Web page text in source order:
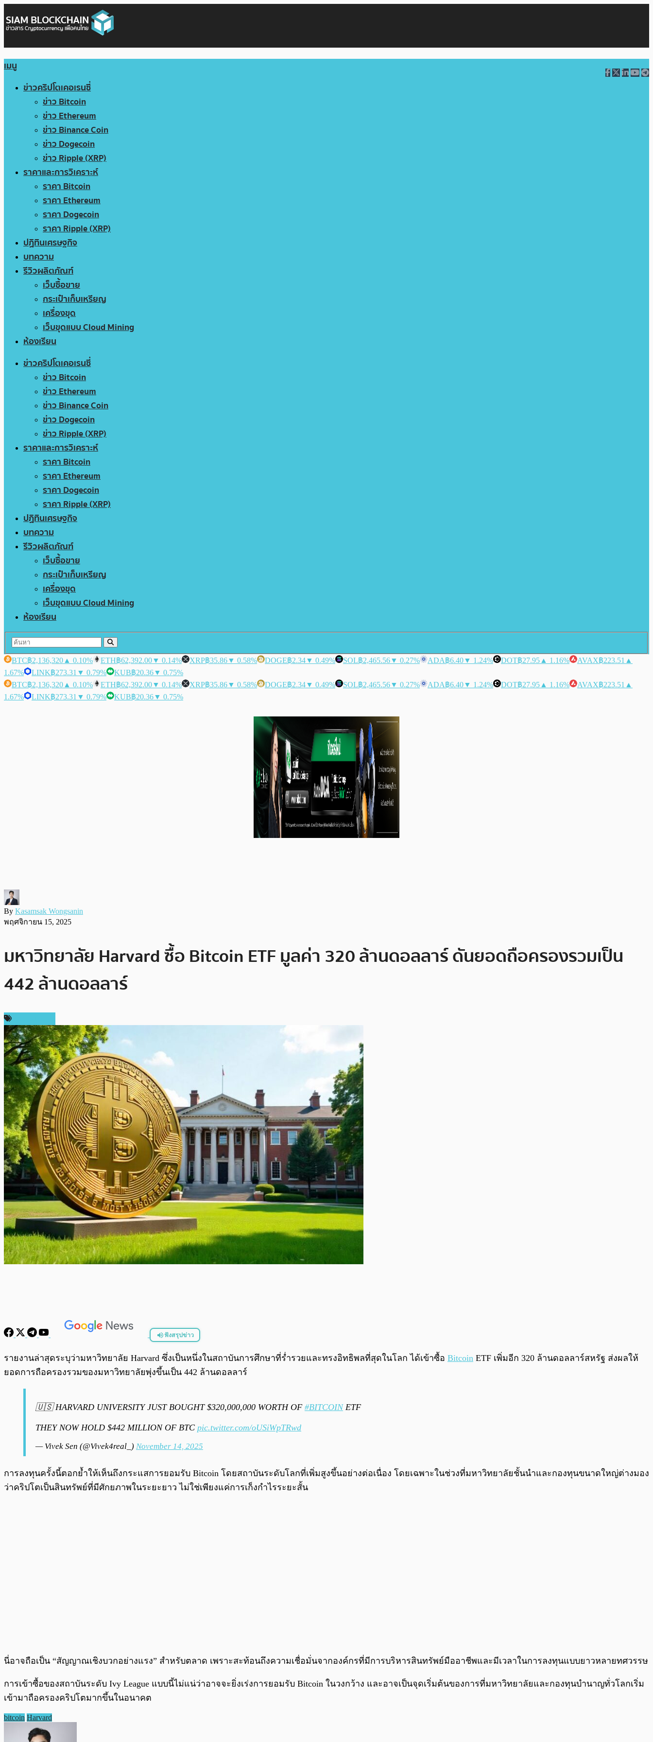
เมนู
ข่าวคริปโตเคอเรนซี่
ข่าว Bitcoin
ข่าว Ethereum
ข่าว Binance Coin
ข่าว Dogecoin
ข่าว Ripple (XRP)
ราคาและการวิเคราะห์
ราคา Bitcoin
ราคา Ethereum
ราคา Dogecoin
ราคา Ripple (XRP)
ปฏิทินเศรษฐกิจ
บทความ
รีวิวผลิตภัณฑ์
เว็บซื้อขาย
กระเป๋าเก็บเหรียญ
เครื่องขุด
เว็บขุดแบบ Cloud Mining
ห้องเรียน
ข่าวคริปโตเคอเรนซี่
ข่าว Bitcoin
ข่าว Ethereum
ข่าว Binance Coin
ข่าว Dogecoin
ข่าว Ripple (XRP)
ราคาและการวิเคราะห์
ราคา Bitcoin
ราคา Ethereum
ราคา Dogecoin
ราคา Ripple (XRP)
ปฏิทินเศรษฐกิจ
บทความ
รีวิวผลิตภัณฑ์
เว็บซื้อขาย
กระเป๋าเก็บเหรียญ
เครื่องขุด
เว็บขุดแบบ Cloud Mining
ห้องเรียน
BTC฿2,136,320 ▲ 0.10% ETH฿62,392.00▼ 0.14% XRP฿35.86▼ 0.58% DOGE฿2.34▼ 0.49% SOL฿2,465.56▼ 0.27% ADA฿6.40▼ 1.24% DOT฿27.95 ▲ 1.16% AVAX฿223.51 ▲
1.67%
LINK฿273.31 ▼ 0.79% KUB฿20.36▼ 0.75%
BTC฿2,136,320 ▲ 0.10% ETH฿62,392.00▼ 0.14% XRP฿35.86▼ 0.58% DOGE฿2.34▼ 0.49% SOL฿2,465.56▼ 0.27% ADA฿6.40▼ 1.24% DOT฿27.95 ▲ 1.16% AVAX฿223.51 ▲
1.67%
LINK฿273.31 ▼ 0.79% KUB฿20.36▼ 0.75%
By Kasamsak Wongsanin
พฤศจิกายน 15, 2025
มหาวิทยาลัย Harvard ซื้อ Bitcoin ETF มูลค่า 320 ล้านดอลลาร์ ดันยอดถือครองรวมเป็น
442 ล้านดอลลาร์
ฟังสรุปข่าว
พร้อมเล่น 0:00 / 0:00
รายงานล่าสุดระบุว่ามหาวิทยาลัย Harvard ซึ่งเป็นหนึ่งในสถาบันการศึกษาที่ร่ำรวยและทรงอิทธิพลที่สุดในโลก ได้เข้าซื้อ Bitcoin ETF เพิ่มอีก 320 ล้านดอลลาร์สหรัฐ ส่งผลให้
ยอดการถือครองรวมของมหาวิทยาลัยพุ่งขึ้นเป็น 442 ล้านดอลลาร์
🇺🇸 HARVARD UNIVERSITY JUST BOUGHT $320,000,000 WORTH OF #BITCOINETF
THEY NOW HOLD $442 MILLION OF BTC pic.twitter.com/oUSiWpTRwd
— Vivek Sen (@Vivek4real_) November 14, 2025
การลงทุนครั้งนี้ตอกย้ำให้เห็นถึงกระแสการยอมรับ Bitcoin โดยสถาบันระดับโลกที่เพิ่มสูงขึ้นอย่างต่อเนื่อง โดยเฉพาะในช่วงที่มหาวิทยาลัยชั้นนำและกองทุนขนาดใหญ่ต่างมอง
ว่าคริปโตเป็นสินทรัพย์ที่มีศักยภาพในระยะยาว ไม่ใช่เพียงแค่การเก็งกำไรระยะสั้น
นี่อาจถือเป็น “สัญญาณเชิงบวกอย่างแรง” สำหรับตลาด เพราะสะท้อนถึงความเชื่อมั่นจากองค์กรที่มีการบริหารสินทรัพย์มืออาชีพและมีเวลาในการลงทุนแบบยาวหลายทศวรรษ
การเข้าซื้อของสถาบันระดับ Ivy League แบบนี้ไม่แน่ว่าอาจจะยิ่งเร่งการยอมรับ Bitcoin ในวงกว้าง และอาจเป็นจุดเริ่มต้นของการที่มหาวิทยาลัยและกองทุนบำนาญทั่วโลกเริ่ม
เข้ามาถือครองคริปโตมากขึ้นในอนาคต
bitcoin Harvard